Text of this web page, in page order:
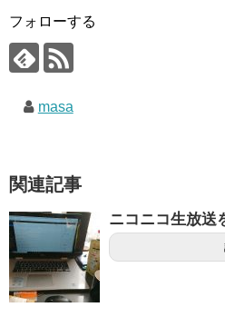
フォローする
masa
関連記事
ニコニコ生放送